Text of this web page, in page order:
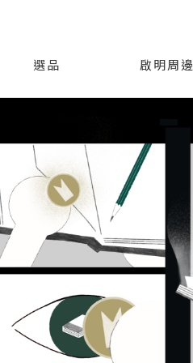
選品 啟明周邊